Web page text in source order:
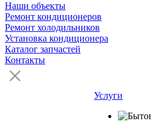
Наши объекты
Ремонт кондиционеров
Ремонт холодильников
Установка кондиционера
Каталог запчастей
Контакты
Услуги